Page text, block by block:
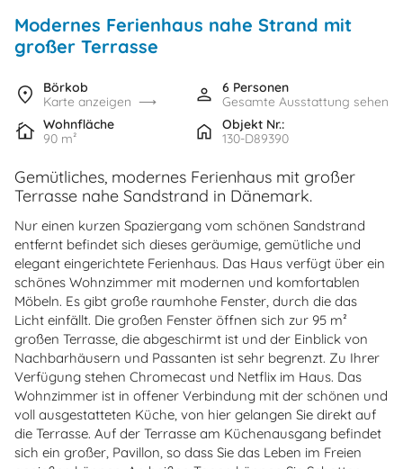
Modernes Ferienhaus nahe Strand mit
großer Terrasse
Börkob
Karte anzeigen
6 Personen
Gesamte Ausstattung sehen
Wohnfläche
90 m²
Objekt Nr.:
130-D89390
Gemütliches, modernes Ferienhaus mit großer
Terrasse nahe Sandstrand in Dänemark.
Nur einen kurzen Spaziergang vom schönen Sandstrand
entfernt befindet sich dieses geräumige, gemütliche und
elegant eingerichtete Ferienhaus. Das Haus verfügt über ein
schönes Wohnzimmer mit modernen und komfortablen
Möbeln. Es gibt große raumhohe Fenster, durch die das
Licht einfällt. Die großen Fenster öffnen sich zur 95 m²
großen Terrasse, die abgeschirmt ist und der Einblick von
Nachbarhäusern und Passanten ist sehr begrenzt. Zu Ihrer
Verfügung stehen Chromecast und Netflix im Haus. Das
Wohnzimmer ist in offener Verbindung mit der schönen und
voll ausgestatteten Küche, von hier gelangen Sie direkt auf
die Terrasse. Auf der Terrasse am Küchenausgang befindet
sich ein großer, Pavillon, so dass Sie das Leben im Freien